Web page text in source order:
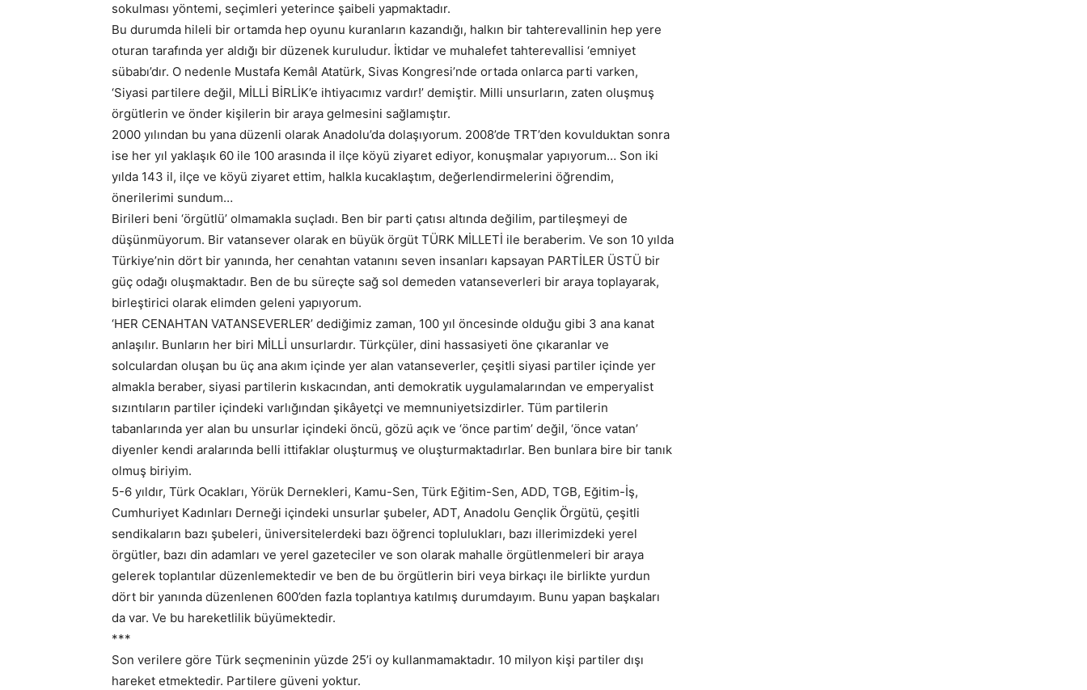
sokulması yöntemi, seçimleri yeterince şaibeli yapmaktadır.
Bu durumda hileli bir ortamda hep oyunu kuranların kazandığı, halkın bir tahterevallinin hep yere
oturan tarafında yer aldığı bir düzenek kuruludur. İktidar ve muhalefet tahterevallisi ‘emniyet
sübabı’dır. O nedenle Mustafa Kemâl Atatürk, Sivas Kongresi’nde ortada onlarca parti varken,
‘Siyasi partilere değil, MİLLİ BİRLİK’e ihtiyacımız vardır!’ demiştir. Milli unsurların, zaten oluşmuş
örgütlerin ve önder kişilerin bir araya gelmesini sağlamıştır.
2000 yılından bu yana düzenli olarak Anadolu’da dolaşıyorum. 2008’de TRT’den kovulduktan sonra
ise her yıl yaklaşık 60 ile 100 arasında il ilçe köyü ziyaret ediyor, konuşmalar yapıyorum… Son iki
yılda 143 il, ilçe ve köyü ziyaret ettim, halkla kucaklaştım, değerlendirmelerini öğrendim,
önerilerimi sundum…
Birileri beni ‘örgütlü’ olmamakla suçladı. Ben bir parti çatısı altında değilim, partileşmeyi de
düşünmüyorum. Bir vatansever olarak en büyük örgüt TÜRK MİLLETİ ile beraberim. Ve son 10 yılda
Türkiye’nin dört bir yanında, her cenahtan vatanını seven insanları kapsayan PARTİLER ÜSTÜ bir
güç odağı oluşmaktadır. Ben de bu süreçte sağ sol demeden vatanseverleri bir araya toplayarak,
birleştirici olarak elimden geleni yapıyorum.
‘HER CENAHTAN VATANSEVERLER’ dediğimiz zaman, 100 yıl öncesinde olduğu gibi 3 ana kanat
anlaşılır. Bunların her biri MİLLİ unsurlardır. Türkçüler, dini hassasiyeti öne çıkaranlar ve
solculardan oluşan bu üç ana akım içinde yer alan vatanseverler, çeşitli siyasi partiler içinde yer
almakla beraber, siyasi partilerin kıskacından, anti demokratik uygulamalarından ve emperyalist
sızıntıların partiler içindeki varlığından şikâyetçi ve memnuniyetsizdirler. Tüm partilerin
tabanlarında yer alan bu unsurlar içindeki öncü, gözü açık ve ‘önce partim’ değil, ‘önce vatan’
diyenler kendi aralarında belli ittifaklar oluşturmuş ve oluşturmaktadırlar. Ben bunlara bire bir tanık
olmuş biriyim.
5-6 yıldır, Türk Ocakları, Yörük Dernekleri, Kamu-Sen, Türk Eğitim-Sen, ADD, TGB, Eğitim-İş,
Cumhuriyet Kadınları Derneği içindeki unsurlar şubeler, ADT, Anadolu Gençlik Örgütü, çeşitli
sendikaların bazı şubeleri, üniversitelerdeki bazı öğrenci toplulukları, bazı illerimizdeki yerel
örgütler, bazı din adamları ve yerel gazeteciler ve son olarak mahalle örgütlenmeleri bir araya
gelerek toplantılar düzenlemektedir ve ben de bu örgütlerin biri veya birkaçı ile birlikte yurdun
dört bir yanında düzenlenen 600’den fazla toplantıya katılmış durumdayım. Bunu yapan başkaları
da var. Ve bu hareketlilik büyümektedir.
***
Son verilere göre Türk seçmeninin yüzde 25’i oy kullanmamaktadır. 10 milyon kişi partiler dışı
hareket etmektedir. Partilere güveni yoktur.